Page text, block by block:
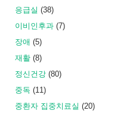
응급실 (38)
이비인후과 (7)
장애 (5)
재활 (8)
정신건강 (80)
중독 (11)
중환자 집중치료실 (20)